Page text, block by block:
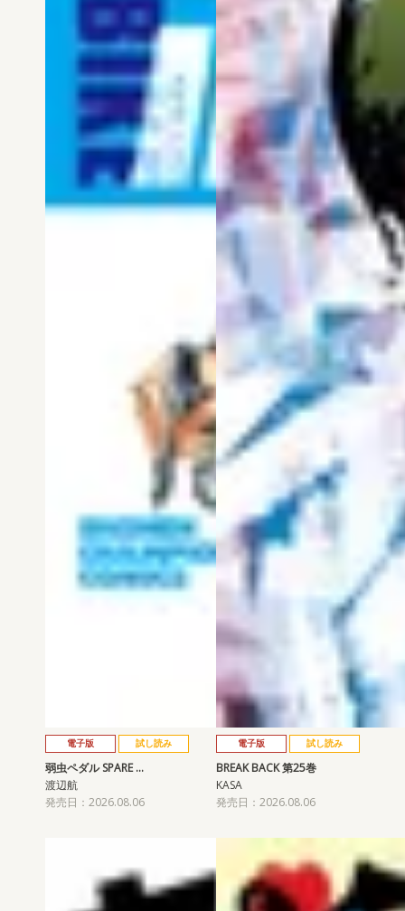
電子版 試し読み
弱虫ペダル SPARE …
渡辺航
発売日：2026.08.06
電子版 試し読み
BREAK BACK 第25巻
KASA
発売日：2026.08.06